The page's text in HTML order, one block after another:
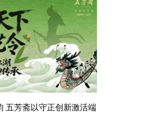
五芳斋以守正创新激活端